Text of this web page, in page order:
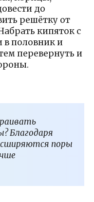
до
решётку от
кипяток с
половник и
перевернуть и
Благодаря
поры